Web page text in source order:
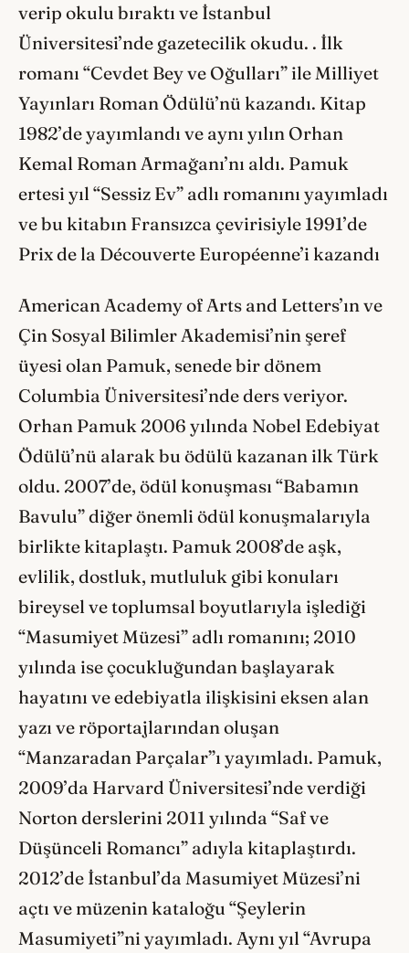
verip okulu bıraktı ve İstanbul
Üniversitesi’nde gazetecilik okudu. . İlk
romanı “Cevdet Bey ve Oğulları” ile Milliyet
Yayınları Roman Ödülü’nü kazandı. Kitap
1982’de yayımlandı ve aynı yılın Orhan
Kemal Roman Armağanı’nı aldı. Pamuk
ertesi yıl “Sessiz Ev” adlı romanını yayımladı
ve bu kitabın Fransızca çevirisiyle 1991’de
Prix de la Découverte Européenne’i kazandı
American Academy of Arts and Letters’ın ve
Çin Sosyal Bilimler Akademisi’nin şeref
üyesi olan Pamuk, senede bir dönem
Columbia Üniversitesi’nde ders veriyor.
Orhan Pamuk 2006 yılında Nobel Edebiyat
Ödülü’nü alarak bu ödülü kazanan ilk Türk
oldu. 2007’de, ödül konuşması “Babamın
Bavulu” diğer önemli ödül konuşmalarıyla
birlikte kitaplaştı. Pamuk 2008’de aşk,
evlilik, dostluk, mutluluk gibi konuları
bireysel ve toplumsal boyutlarıyla işlediği
“Masumiyet Müzesi” adlı romanını; 2010
yılında ise çocukluğundan başlayarak
hayatını ve edebiyatla ilişkisini eksen alan
yazı ve röportajlarından oluşan
“Manzaradan Parçalar”ı yayımladı. Pamuk,
2009’da Harvard Üniversitesi’nde verdiği
Norton derslerini 2011 yılında “Saf ve
Düşünceli Romancı” adıyla kitaplaştırdı.
2012’de İstanbul’da Masumiyet Müzesi’ni
açtı ve müzenin kataloğu “Şeylerin
Masumiyeti”ni yayımladı. Aynı yıl “Avrupa